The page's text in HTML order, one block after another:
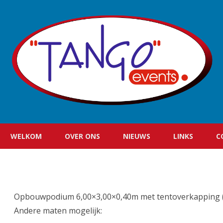
WELKOM OVER ONS NIEUWS LINKS
Opbouwpodium 6,00×3,00×0,40m met
Andere maten mogelijk: